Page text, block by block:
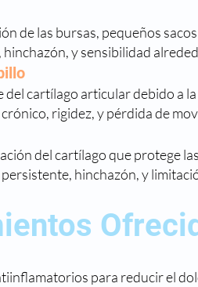
de las bursas, pequeños
hinchazón, y sensibilidad
del cartílago articular debido a
rigidez, y pérdida de
del cartílago que protege
hinchazón, y
para reducir el